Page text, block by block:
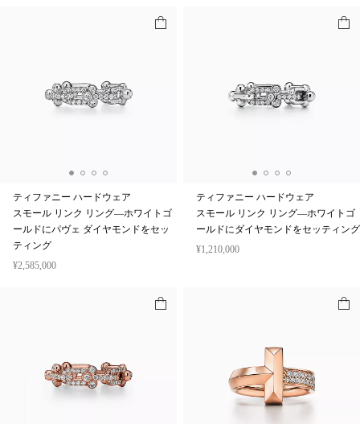
ティファニー ハードウェア
スモール リンク リング—ホワイトゴ
ールドにパヴェ ダイヤモンドをセッ
ティング
¥2,585,000
ティファニー ハードウェア
スモール リンク リング—ホワイトゴ
ールドにダイヤモンドをセッティング
¥1,210,000